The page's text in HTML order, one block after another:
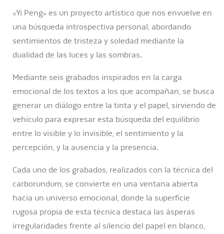
«Yi Peng» es un proyecto artístico que nos envuelve en
una búsqueda introspectiva personal, abordando
sentimientos de tristeza y soledad mediante la
dualidad de las luces y las sombras.
Mediante seis grabados inspirados en la carga
emocional de los textos a los que acompañan, se busca
generar un diálogo entre la tinta y el papel, sirviendo de
vehículo para expresar esta búsqueda del equilibrio
entre lo visible y lo invisible, el sentimiento y la
percepción, y la ausencia y la presencia.
Cada uno de los grabados, realizados con la técnica del
carborundum, se convierte en una ventana abierta
hacia un universo emocional, donde la superficie
rugosa propia de esta técnica destaca las ásperas
irregularidades frente al silencio del papel en blanco,